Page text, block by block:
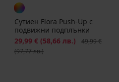
Сутиен Flora Push-Up с
подвижни подплънки
Намаление
29,99 € (58,66 лв.)
49,99 €
(97,77 лв.)